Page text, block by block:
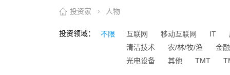
投资家 人物
投资领域： 不限 互联网 移动互联网 IT
清洁技术
农/林/牧/渔
金融
光电设备
其他 TMT